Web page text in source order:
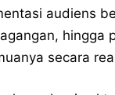
audiens
hingga
secara